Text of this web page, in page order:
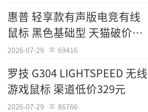
惠普 轻享款有声版电竞有线
鼠标 黑色基础型 天猫破价
19.9元
2026-07-29 69416
罗技 G304 LIGHTSPEED 无线
游戏鼠标 渠道低价329元
2026-07-29 86766